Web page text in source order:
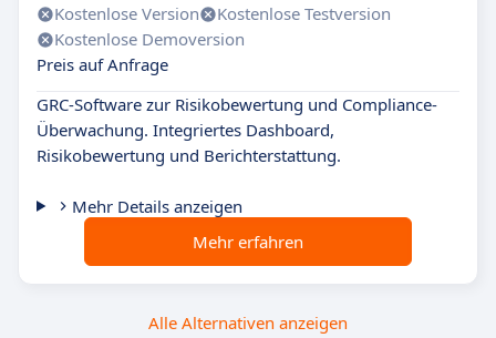
Kostenlose Version
Kostenlose Testversion
Kostenlose Demoversion
Preis auf Anfrage
GRC-Software zur Risikobewertung und Compliance-
Überwachung. Integriertes Dashboard,
Risikobewertung und Berichterstattung.
Mehr Details anzeigen
Mehr erfahren
Alle Alternativen anzeigen